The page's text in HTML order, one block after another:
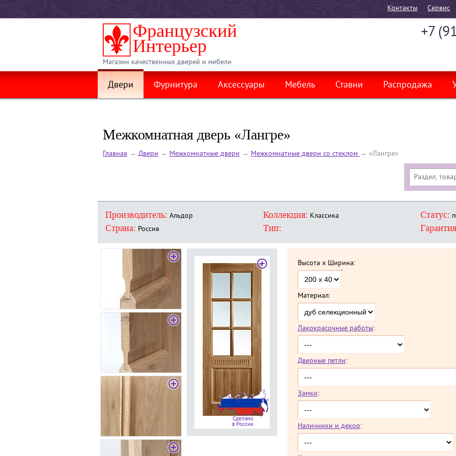
Контакты Cервис
Магазин качественных дверей и мебели
+7
Двери Фурнитура Аксессуары Мебель Ставни Распродажа
Межкомнатная дверь «Лангре»
Главная → Двери → Межкомнатные двери → Межкомнатные двери со стеклом → «Лангре»
Производитель: Альдор Коллекция: Классика Статус:
Страна: Россия Тип:
Сделано
в России
Высота x Ширина:
Материал:
Лакокрасочные работы:
Дверные петли:
Замки:
Наличники и декор:
`